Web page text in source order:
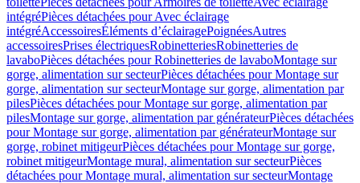
intégréPièces détachées pour Avec éclairage
intégréAccessoiresÉléments d’éclairagePoignéesAutres
accessoiresPrises électriquesRobinetteriesRobinetteries de
lavaboPièces détachées pour Robinetteries de lavaboMontage sur
gorge, alimentation sur secteurPièces détachées pour Montage sur
gorge, alimentation sur secteurMontage sur gorge, alimentation par
pilesPièces détachées pour Montage sur gorge, alimentation par
pilesMontage sur gorge, alimentation par générateurPièces détachées
pour Montage sur gorge, alimentation par générateurMontage sur
gorge, robinet mitigeurPièces détachées pour Montage sur gorge,
robinet mitigeurMontage mural, alimentation sur secteurPièces
détachées pour Montage mural, alimentation sur secteurMontage